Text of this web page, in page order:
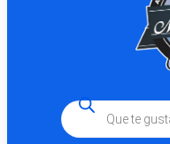
Búsqueda
de
productos